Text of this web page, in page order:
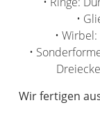
•
•
•
Wir fertigen